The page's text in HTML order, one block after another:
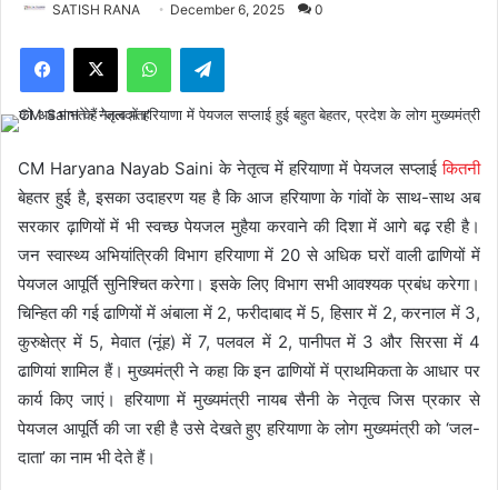
SATISH RANA December 6, 2025 0
Facebook
X WhatsAppTelegram
CM Haryana Nayab Saini के नेतृत्व में हरियाणा में पेयजल सप्लाईकितनी
बेहतर हुई है, इसका उदाहरण यह है कि आज हरियाणा के गांवों के साथ-साथ अब
सरकार ढ़ाणियों में भी स्वच्छ पेयजल मुहैया करवाने की दिशा में आगे बढ़ रही है।
जन स्वास्थ्य अभियांत्रिकी विभाग हरियाणा में 20 से अधिक घरों वाली ढाणियों में
पेयजल आपूर्ति सुनिश्चित करेगा। इसके लिए विभाग सभी आवश्यक प्रबंध करेगा।
चिन्हित की गई ढाणियों में अंबाला में 2, फरीदाबाद में 5, हिसार में 2, करनाल में 3,
कुरुक्षेत्र में 5, मेवात (नूंह) में 7, पलवल में 2, पानीपत में 3 और सिरसा में 4
ढाणियां शामिल हैं। मुख्यमंत्री ने कहा कि इन ढाणियों में प्राथमिकता के आधार पर
कार्य किए जाएं। हरियाणा में मुख्यमंत्री नायब सैनी के नेतृत्व जिस प्रकार से
पेयजल आपूर्ति की जा रही है उसे देखते हुए हरियाणा के लोग मुख्यमंत्री को ‘जल-
दाता’ का नाम भी देते हैं।